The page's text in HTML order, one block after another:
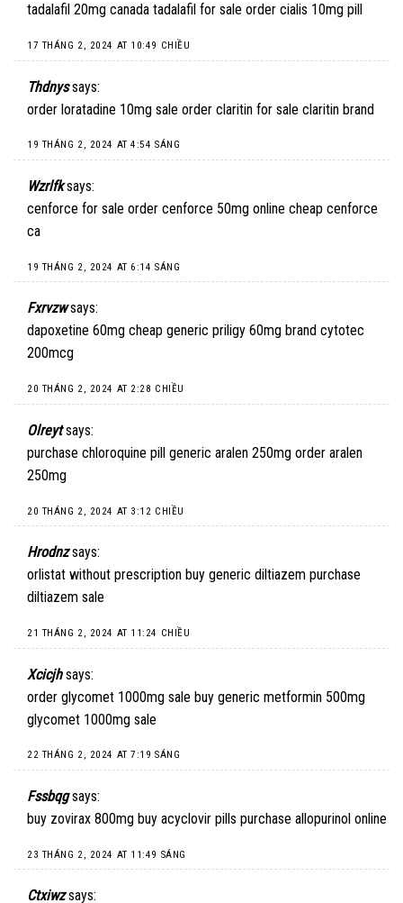
tadalafil 20mg canada tadalafil for sale order cialis 10mg pill
17 THÁNG 2, 2024 AT 10:49 CHIỀU
Thdnys says:
order loratadine 10mg sale order claritin for sale claritin brand
19 THÁNG 2, 2024 AT 4:54 SÁNG
Wzrlfk says:
cenforce for sale order cenforce 50mg online cheap cenforce
ca
19 THÁNG 2, 2024 AT 6:14 SÁNG
Fxrvzw says:
dapoxetine 60mg cheap generic priligy 60mg brand cytotec
200mcg
20 THÁNG 2, 2024 AT 2:28 CHIỀU
Olreyt says:
purchase chloroquine pill generic aralen 250mg order aralen
250mg
20 THÁNG 2, 2024 AT 3:12 CHIỀU
Hrodnz says:
orlistat without prescription buy generic diltiazem purchase
diltiazem sale
21 THÁNG 2, 2024 AT 11:24 CHIỀU
Xcicjh says:
order glycomet 1000mg sale buy generic metformin 500mg
glycomet 1000mg sale
22 THÁNG 2, 2024 AT 7:19 SÁNG
Fssbqg says:
buy zovirax 800mg buy acyclovir pills purchase allopurinol online
23 THÁNG 2, 2024 AT 11:49 SÁNG
Ctxiwz says: